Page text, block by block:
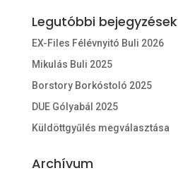
Legutóbbi bejegyzések
EX-Files Félévnyitó Buli 2026
Mikulás Buli 2025
Borstory Borkóstoló 2025
DUE Gólyabál 2025
Küldöttgyűlés megválasztása
Archívum